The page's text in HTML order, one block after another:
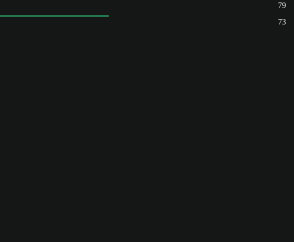
79
73